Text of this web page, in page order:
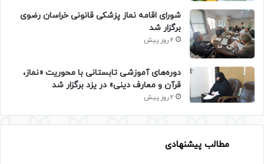
شورای اقامه نماز پزشکی قانونی خراسان رضوی
برگزار شد
2 روز پیش
دوره‌های آموزشی تابستانی با محوریت «نماز،
قرآن و معارف دینی» در یزد برگزار شد
2 روز پیش
مطالب پیشنهادی